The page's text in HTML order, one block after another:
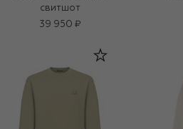
свитшот
39 950 ₽